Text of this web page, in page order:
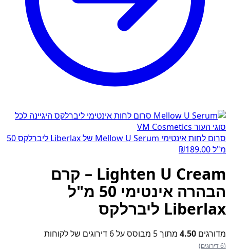
סרום לחות אינטימי Mellow U Serum של Liberlax ליברלקס 50
מ"ל
₪189.00
Lighten U Cream – קרם
הבהרה אינטימי 50 מ"ל
Liberlax ליברלקס
מדורגים 4.50 מתוך 5 מבוסס על 6 דירוגים של לקוחות
(6 דירוגים)